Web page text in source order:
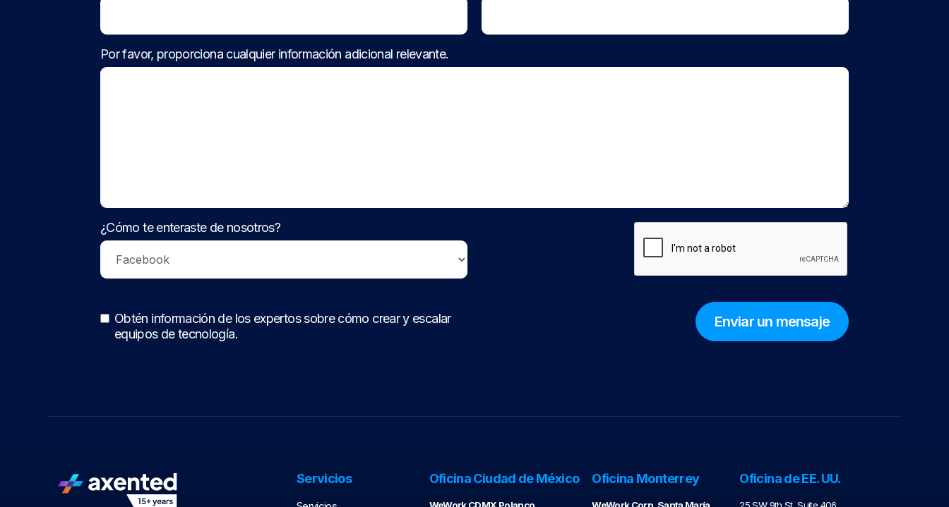
Por favor, proporciona cualquier información adicional relevante.
¿Cómo te enteraste de nosotros?
Obtén información de los expertos sobre cómo crear y escalar
equipos de tecnología.
Servicios Oficina Ciudad de México Oficina Monterrey Oficina de EE. UU.